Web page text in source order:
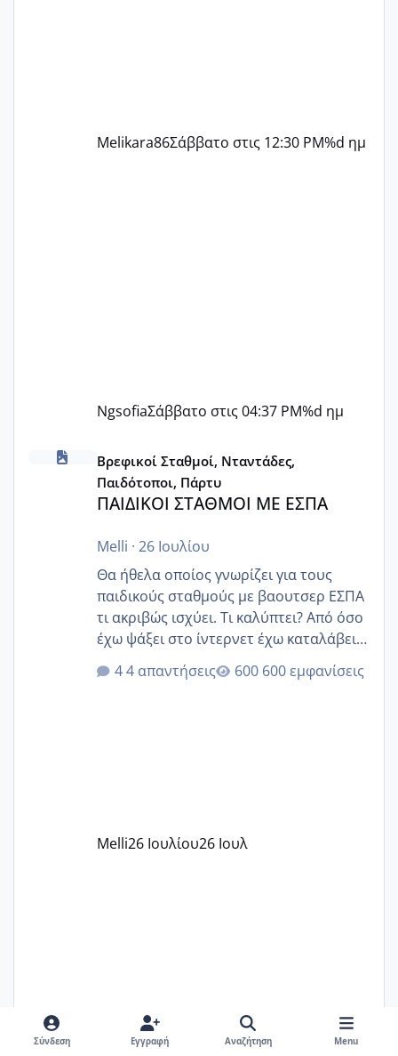
Melikara86Σάββατο στις 12:30 PM%d ημ
NgsofiaΣάββατο στις 04:37 PM%d ημ
ΠΑΙΔΙΚΟΙ ΣΤΑΘΜΟΙ ΜΕ ΕΣΠΑ
Βρεφικοί Σταθμοί, Νταντάδες,
Παιδότοποι, Πάρτυ
ΠΑΙΔΙΚΟΙ ΣΤΑΘΜΟΙ ΜΕ ΕΣΠΑ
Melli · 26 Ιουλίου
Θα ήθελα οποίος γνωρίζει για τους
παιδικούς σταθμούς με βαουτσερ ΕΣΠΑ
τι ακριβώς ισχύει. Τι καλύπτει? Από όσο
έχω ψάξει στο ίντερνετ έχω καταλάβει
ότι το βαουτσερ καλύπτει όλα τα
δίδακτρα και τα τροφεια του ιδιωτικού
Εγώ πήγα σε έναν ιδιωτικό παιδικό στ
4 απαντήσεις 600 εμφανίσεις
Melli26 Ιουλίου26 Ιουλ
RAM2127 Ιουλίου
27 Ιουλ
Σύνδεση Εγγραφή Αναζήτηση Menu